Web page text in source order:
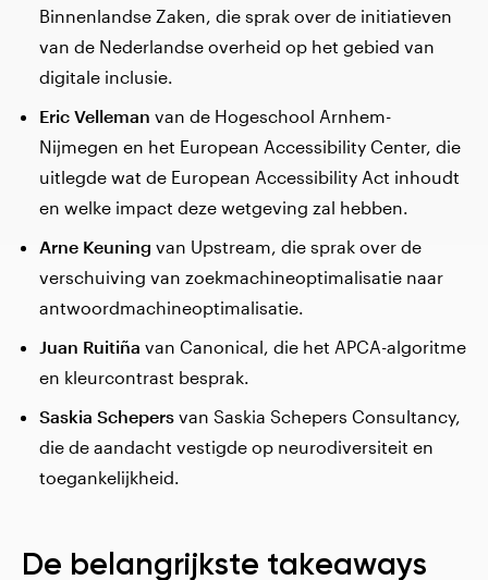
Binnenlandse Zaken, die sprak over de initiatieven
van de Nederlandse overheid op het gebied van
digitale inclusie.
Eric Velleman van de Hogeschool Arnhem-
Nijmegen en het European Accessibility Center, die
uitlegde wat de European Accessibility Act inhoudt
en welke impact deze wetgeving zal hebben.
Arne Keuning van Upstream, die sprak over de
verschuiving van zoekmachineoptimalisatie naar
antwoordmachineoptimalisatie.
Juan Ruitiña van Canonical, die het APCA-algoritme
en kleurcontrast besprak.
Saskia Schepers van Saskia Schepers Consultancy,
die de aandacht vestigde op neurodiversiteit en
toegankelijkheid.
De belangrijkste takeaways